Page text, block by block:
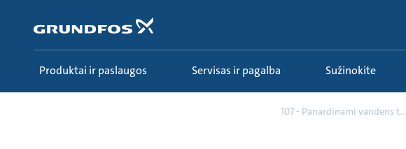
pagrindinio
Produktai ir paslaugos Servisas ir pagalba Sužinokite
107 - Panardinami vandens t...